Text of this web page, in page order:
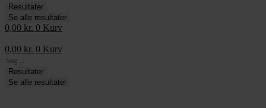
...Resultater
Se alle resultater
0,00 kr. 0 Kurv
0,00 kr. 0 Kurv
Search
...Resultater
Se alle resultater